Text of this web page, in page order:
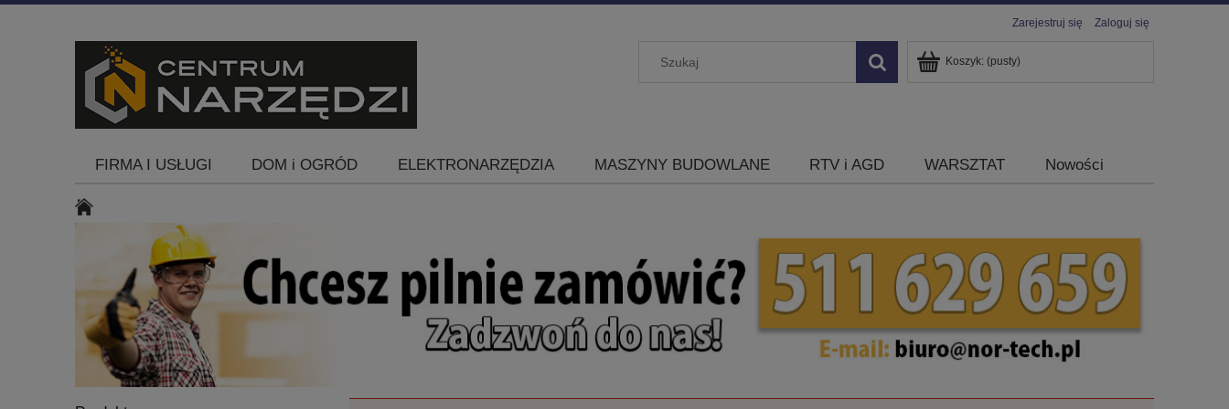
Zarejestruj się Zaloguj się
Koszyk: (pusty)
FIRMA I USŁUGI DOM i OGRÓD ELEKTRONARZĘDZIA MASZYNY BUDOWLANE RTV i AGD WARSZTAT Nowości